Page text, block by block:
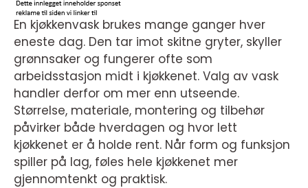
En kjøkkenvask brukes mange ganger hver
eneste dag. Den tar imot skitne gryter, skyller
grønnsaker og fungerer ofte som
arbeidsstasjon midt i kjøkkenet. Valg av vask
handler derfor om mer enn utseende.
Størrelse, materiale, montering og tilbehør
påvirker både hverdagen og hvor lett
kjøkkenet er å holde rent. Når form og funksjon
spiller på lag, føles hele kjøkkenet mer
gjennomtenkt og praktisk.